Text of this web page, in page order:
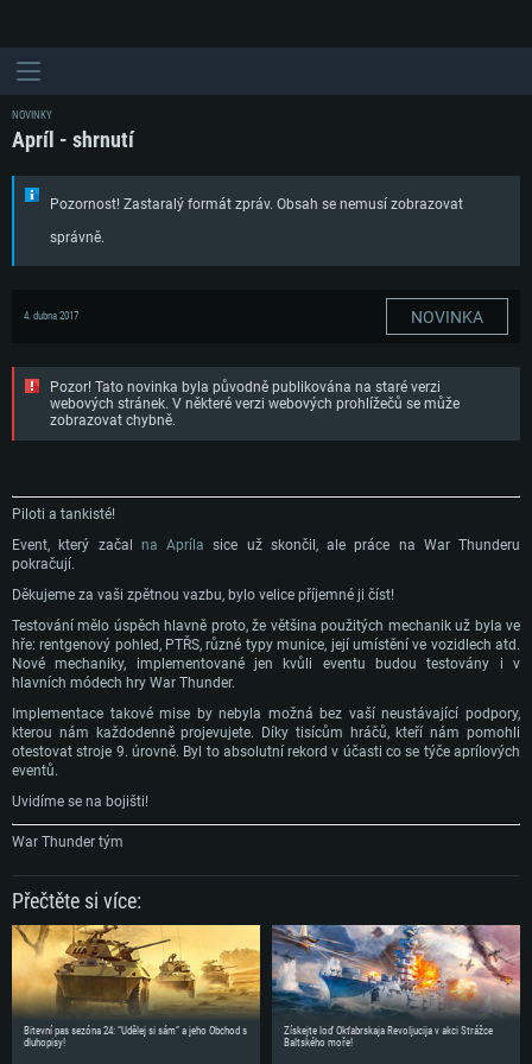
NOVINKY
Apríl - shrnutí
Pozornost! Zastaralý formát zpráv. Obsah se nemusí zobrazovat
správně.
4. dubna 2017 NOVINKA
Pozor! Tato novinka byla původně publikována na staré verzi
webových stránek. V některé verzi webových prohlížečů se může
zobrazovat chybně.
Piloti a tankisté!
Event, který začal na Apríla sice už skončil, ale práce na War Thunderu
pokračují.
Děkujeme za vaši zpětnou vazbu, bylo velice příjemné ji číst!
Testování mělo úspěch hlavně proto, že většina použitých mechanik už byla ve
hře: rentgenový pohled, PTŘS, různé typy munice, její umístění ve vozidlech atd.
Nové mechaniky, implementované jen kvůli eventu budou testovány i v
hlavních módech hry War Thunder.
Implementace takové mise by nebyla možná bez vaší neustávající podpory,
kterou nám každodenně projevujete. Díky tisícům hráčů, kteří nám pomohli
otestovat stroje 9. úrovně. Byl to absolutní rekord v účasti co se týče aprílových
eventů.
Uvidíme se na bojišti!
War Thunder tým
Přečtěte si více:
Bitevní pas sezóna 24: “Udělej si sám” a jeho Obchod s
dluhopisy!
Získejte loď Okťabrskaja Revoljucija v akci Strážce
Baltského moře!